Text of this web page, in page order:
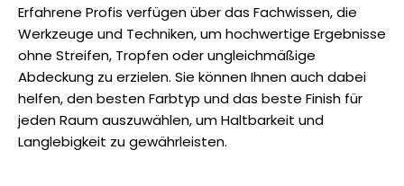
Erfahrene Profis verfügen über das Fachwissen, die
Werkzeuge und Techniken, um hochwertige Ergebnisse
ohne Streifen, Tropfen oder ungleichmäßige
Abdeckung zu erzielen. Sie können Ihnen auch dabei
helfen, den besten Farbtyp und das beste Finish für
jeden Raum auszuwählen, um Haltbarkeit und
Langlebigkeit zu gewährleisten.